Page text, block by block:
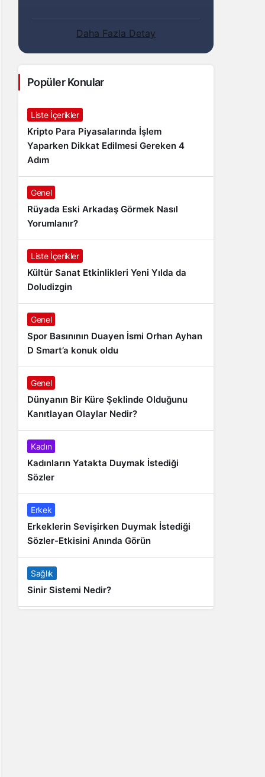
Daha Fazla Detay
Popüler Konular
Liste İçerikler
Kripto Para Piyasalarında İşlem
Yaparken Dikkat Edilmesi Gereken 4
Adım
Genel
Rüyada Eski Arkadaş Görmek Nasıl
Yorumlanır?
Liste İçerikler
Kültür Sanat Etkinlikleri Yeni Yılda da
Doludizgin
Genel
Spor Basınının Duayen İsmi Orhan Ayhan
D Smart’a konuk oldu
Genel
Dünyanın Bir Küre Şeklinde Olduğunu
Kanıtlayan Olaylar Nedir?
Kadın
Kadınların Yatakta Duymak İstediği
Sözler
Erkek
Erkeklerin Sevişirken Duymak İstediği
Sözler-Etkisini Anında Görün
Sağlık
Sinir Sistemi Nedir?